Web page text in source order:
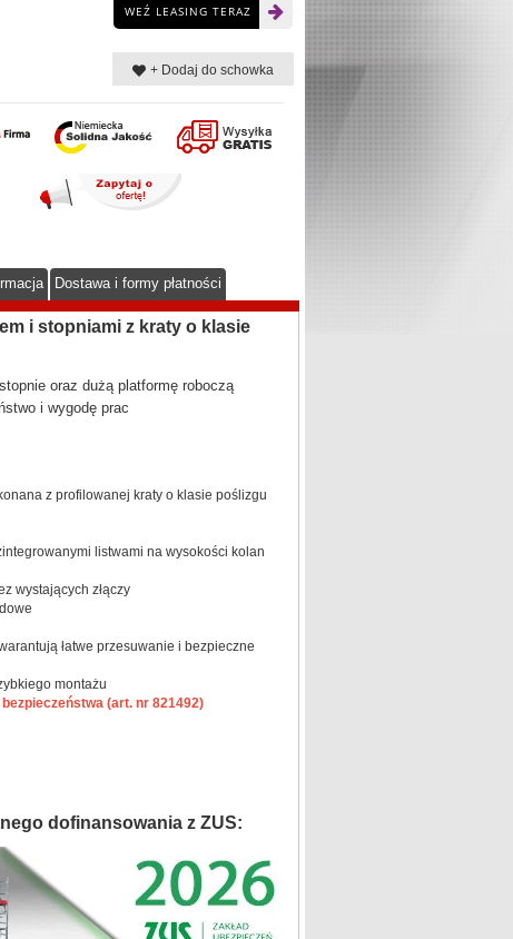
WEŹ LEASING TERAZ
+ Dodaj do schowka
Dostawa i formy płatności
i stopniami z kraty o klasie
oraz dużą platformę roboczą
i wygodę prac
z profilowanej kraty o klasie poślizgu
listwami na wysokości kolan
wystających złączy
łatwe przesuwanie i bezpieczne
montażu
(art. nr 821492)
dofinansowania z ZUS: